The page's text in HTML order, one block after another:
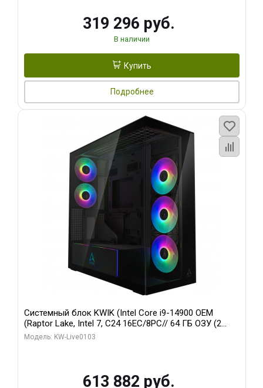
319 296 руб.
В наличии
Купить
Подробнее
Системный блок KWIK (Intel Core i9-14900 OEM
(Raptor Lake, Intel 7, C24 16EC/8PC// 64 ГБ ОЗУ (2
модуля)/ Afox RTX4090 24GB GDDR6X 384-Bit 3xDP
Модель: KW-Live0103
613 882 руб.